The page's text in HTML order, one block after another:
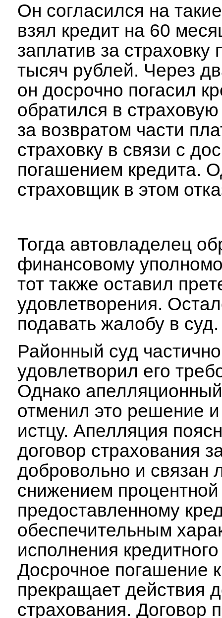
Он согласился на
взял кредит на 60
заплатив за страховку
тысяч рублей. Через
он досрочно погасил
обратился в
за возвратом части
страховку в связи с
погашением кредита.
страховщик в этом
Тогда автовладелец
финансовому
тот также оставил
удовлетворения.
подавать жалобу в суд.
Районный суд частично
удовлетворил его
Однако
отменил это решение и
истцу. Апелляция
договор страхования
добровольно и связан
снижением процентной
предоставленному
обеспечительным
исполнения
Досрочное погашение
прекращает действия
страхования. Договор